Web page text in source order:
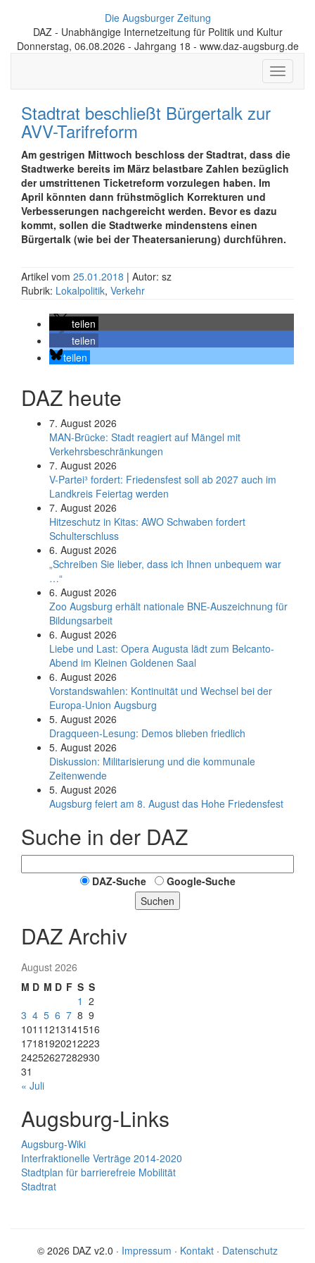
Die Augsburger Zeitung
DAZ - Unabhängige Internetzeitung für Politik und Kultur
Donnerstag, 06.08.2026 - Jahrgang 18 - www.daz-augsburg.de
Toggle
Stadtrat beschließt Bürgertalk zur
AVV-Tarifreform
Am gestrigen Mittwoch beschloss der Stadtrat, dass die
Stadtwerke bereits im März belastbare Zahlen bezüglich
der umstrittenen Ticketreform vorzulegen haben. Im
April könnten dann frühstmöglich Korrekturen und
Verbesserungen nachgereicht werden. Bevor es dazu
kommt, sollen die Stadtwerke mindenstens einen
Bürgertalk (wie bei der Theatersanierung) durchführen.
Artikel vom 25.01.2018 | Autor: sz
Rubrik: Lokalpolitik, Verkehr
teilen
teilen
teilen
DAZ heute
7. August 2026
MAN-Brücke: Stadt reagiert auf Mängel mit
Verkehrsbeschränkungen
7. August 2026
V-Partei­³ fordert: Friedens­fest soll ab 2027 auch im
Land­kreis Feier­tag werden
7. August 2026
Hitzeschutz in Kitas: AWO Schwaben fordert
Schulterschluss
6. August 2026
„Schreiben Sie lieber, dass ich Ihnen unbequem war
…“
6. August 2026
Zoo Augsburg erhält nationale BNE-Auszeichnung für
Bildungsarbeit
6. August 2026
Liebe und Last: Opera Augusta lädt zum Belcanto-
Abend im Kleinen Goldenen Saal
6. August 2026
Vorstandswahlen: Kontinuität und Wechsel bei der
Europa-Union Augsburg
5. August 2026
Dragqueen-Lesung: Demos blieben friedlich
5. August 2026
Diskussion: Mi­li­ta­ri­sie­rung und die kommunale
Zeitenwende
5. August 2026
Augsburg feiert am 8. August das Hohe Friedensfest
Suche in der DAZ
DAZ-Suche
Google-Suche
Suchen
DAZ Archiv
August 2026
M D M D F S S
1 2
3 4 5 6 7 8 9
1011 1213141516
17181920212223
24252627282930
31
« Juli
Augsburg-Links
Augsburg-Wiki
Interfraktionelle Verträge 2014-2020
Stadtplan für barrierefreie Mobilität
Stadtrat
© 2026 DAZ v2.0 · Impressum · Kontakt · Datenschutz